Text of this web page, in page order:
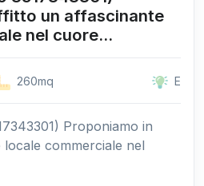
un affascinante
nel cuore...
260mq E
Proponiamo in
commerciale nel